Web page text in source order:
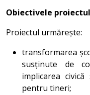
Obiectivele
Proiectul urmărește:
transformarea
susținute de
implicarea
pentru tineri;